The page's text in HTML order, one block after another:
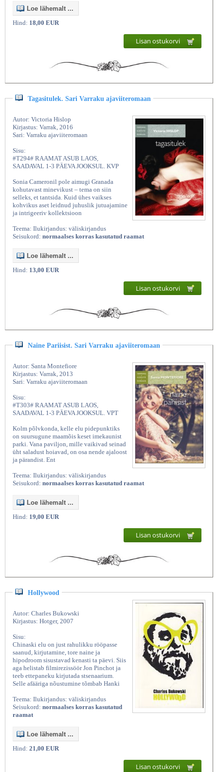
Loe lähemalt ...
Hind: 18,00 EUR
Lisan ostukorvi
Tagasitulek. Sari Varraku ajaviiteromaan
Autor: Victoria Hislop
Kirjastus: Varrak, 2016
Sari: Varraku ajaviiteromaan
Sisu:
#T294# RAAMAT ASUB LAOS,
SAADAVAL 1-3 PÄEVA JOOKSUL. KVP
Sonia Cameronil pole aimugi Granada
kohutavast minevikust – tema on siin
selleks, et tantsida. Kuid ühes vaikses
kohvikus aset leidnud juhuslik jutuajamine
ja intrigeeriv kollektsioon
Teema: Ilukirjandus: väliskirjandus
Seisukord: normaalses korras kasutatud raamat
Loe lähemalt ...
Hind: 13,00 EUR
Lisan ostukorvi
Naine Pariisist. Sari Varraku ajaviiteromaan
Autor: Santa Montefiore
Kirjastus: Varrak, 2013
Sari: Varraku ajaviiteromaan
Sisu:
#T303# RAAMAT ASUB LAOS,
SAADAVAL 1-3 PÄEVA JOOKSUL. VPT
Kolm põlvkonda, kelle elu pidepunktiks
on suursugune maamõis keset imekaunist
parki. Vana paviljon, mille vaikivad seinad
üht saladust hoiavad, on osa nende ajaloost
ja pärandist. Ent
Teema: Ilukirjandus: väliskirjandus
Seisukord: normaalses korras kasutatud raamat
Loe lähemalt ...
Hind: 19,00 EUR
Lisan ostukorvi
Hollywood
Autor: Charles Bukowski
Kirjastus: Hotger, 2007
Sisu:
Chinaski elu on just rahulikku rööpasse
saanud, kirjutamine, tore naine ja
hipodroom sisustavad kenasti ta päevi. Siis
aga helistab filmirezissöör Jon Pinchot ja
teeb ettepaneku kirjutada stsenaarium.
Selle afääriga nõustumine tõmbab Hanki
Teema: Ilukirjandus: väliskirjandus
Seisukord: normaalses korras kasutatud
raamat
Loe lähemalt ...
Hind: 21,00 EUR
Lisan ostukorvi